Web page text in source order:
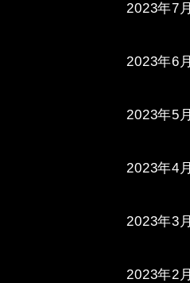
2023年7月
2023年6月
2023年5月
2023年4月
2023年3月
2023年2月